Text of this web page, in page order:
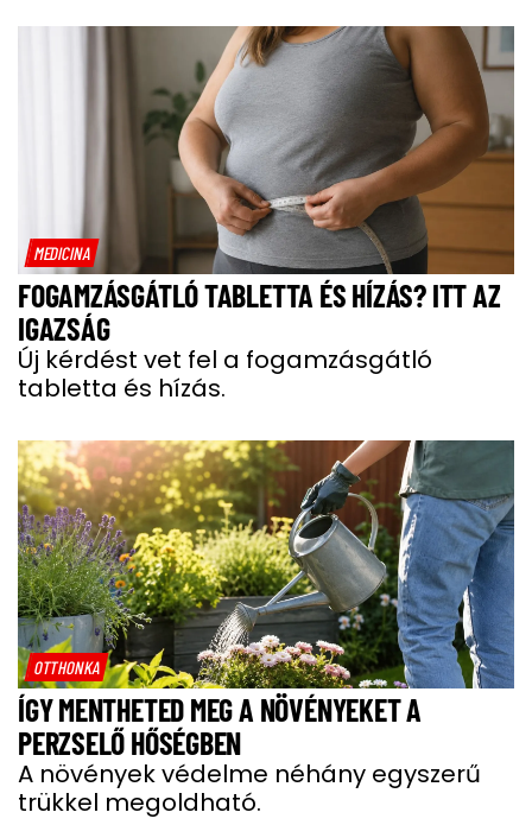
MEDICINA
FOGAMZÁSGÁTLÓ TABLETTA ÉS HÍZÁS? ITT AZ
IGAZSÁG
Új kérdést vet fel a fogamzásgátló
tabletta és hízás.
OTTHONKA
ÍGY MENTHETED MEG A NÖVÉNYEKET A
PERZSELŐ HŐSÉGBEN
A növények védelme néhány egyszerű
trükkel megoldható.